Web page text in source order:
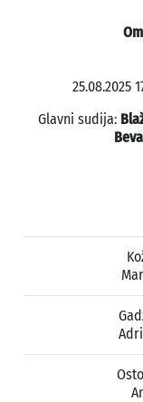
25.08.2025
Glavni sudija: